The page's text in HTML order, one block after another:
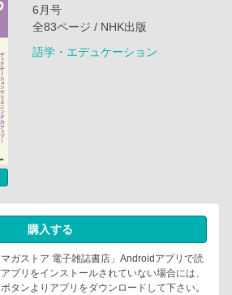
6月号
全83ページ / NHK出版
語学・エデュケーション
購入する
ガストア 電子雑誌書店」Androidアプリで読
プリをインストールされていない場合には、
タンよりアプリをダウンロードして下さい。